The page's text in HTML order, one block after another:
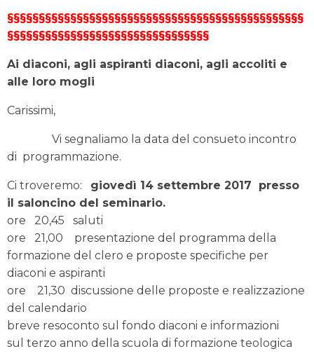
§§§§§§§§§§§§§§§§§§§§§§§§§§§§§§§§§§§§§§§§§§§§§§§
§§§§§§§§§§§§§§§§§§§§§§§§§§§§§§§§
Ai diaconi, agli aspiranti diaconi, agli accoliti e
alle loro mogli
Carissimi,
Vi segnaliamo la data del consueto incontro
di programmazione.
Ci troveremo: giovedì 14 settembre 2017 presso
il saloncino del seminario.
ore 20,45 saluti
ore 21,00 presentazione del programma della
formazione del clero e proposte specifiche per
diaconi e aspiranti
ore 21,30 discussione delle proposte e realizzazione
del calendario
breve resoconto sul fondo diaconi e informazioni
sul terzo anno della scuola di formazione teologica